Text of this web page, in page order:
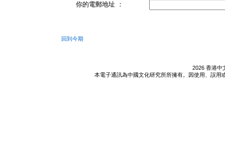
你的電郵地址 ：
回到今期
2026 香港中
本電子通訊為中國文化研究所所擁有。因使用、誤